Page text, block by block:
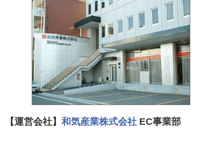
【運営会社】 和気産業株式会社 EC事業部